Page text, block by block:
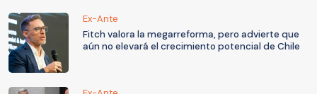
Ex-Ante
Fitch valora la megarreforma, pero advierte que
aún no elevará el crecimiento potencial de Chile